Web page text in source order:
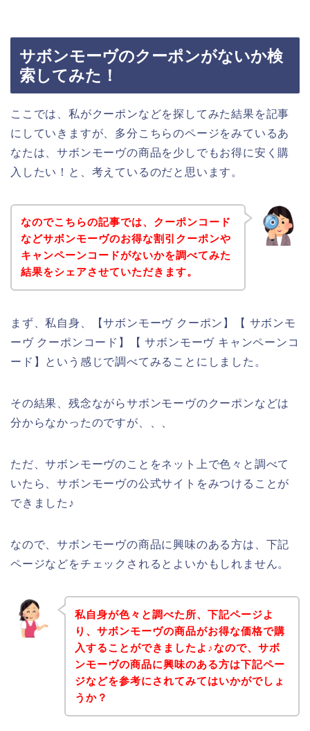
サボンモーヴのクーポンがないか検
索してみた！
ここでは、私がクーポンなどを探してみた結果を記事
にしていきますが、多分こちらのページをみているあ
なたは、サボンモーヴの商品を少しでもお得に安く購
入したい！と、考えているのだと思います。
なのでこちらの記事では、クーポンコード
などサボンモーヴのお得な割引クーポンや
キャンペーンコードがないかを調べてみた
結果をシェアさせていただきます。
まず、私自身、【サボンモーヴ クーポン】【 サボンモ
ーヴ クーポンコード】【 サボンモーヴ キャンペーンコ
ード】という感じで調べてみることにしました。
その結果、残念ながらサボンモーヴのクーポンなどは
分からなかったのですが、、、
ただ、サボンモーヴのことをネット上で色々と調べて
いたら、サボンモーヴの公式サイトをみつけることが
できました♪
なので、サボンモーヴの商品に興味のある方は、下記
ページなどをチェックされるとよいかもしれません。
私自身が色々と調べた所、下記ページよ
り、サボンモーヴの商品がお得な価格で購
入することができましたよ♪なので、サボ
ンモーヴの商品に興味のある方は下記ペー
ジなどを参考にされてみてはいかがでしょ
うか？